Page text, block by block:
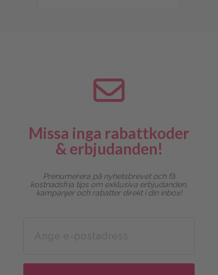
Missa inga rabattkoder
& erbjudanden!
Prenumerera på nyhetsbrevet och få
kostnadsfria tips om exklusiva erbjudanden,
kampanjer och rabatter direkt i din inbox!